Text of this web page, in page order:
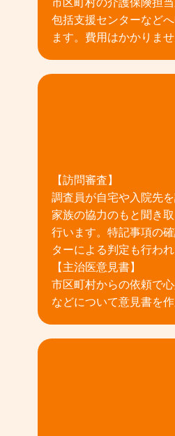
包括支援センターなど
ます。費用はかかりませ
【訪問審査】
調査員が自宅や入院先
家族の協力のもと聞き
行います。特記事項の
ターによる判定も行われ
【主治医意見書】
市区町村からの依頼で
などについて意見書を作